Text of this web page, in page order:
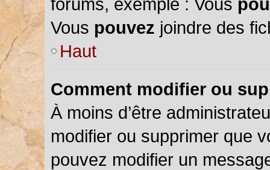
Vous pouvez joindre des
Haut
Comment modifier ou
À moins d’être
modifier ou supprimer que
pouvez modifier un